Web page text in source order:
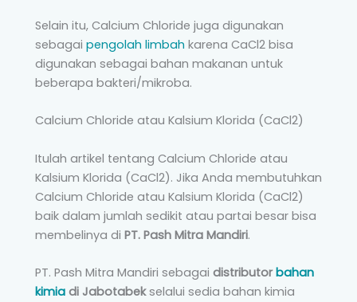
Selain itu, Calcium Chloride juga digunakan
sebagai pengolah limbah karena CaCl2 bisa
digunakan sebagai bahan makanan untuk
beberapa bakteri/mikroba.
Calcium Chloride atau Kalsium Klorida (CaCl2)
Itulah artikel tentang Calcium Chloride atau
Kalsium Klorida (CaCl2). Jika Anda membutuhkan
Calcium Chloride atau Kalsium Klorida (CaCl2)
baik dalam jumlah sedikit atau partai besar bisa
membelinya di PT. Pash Mitra Mandiri.
PT. Pash Mitra Mandiri sebagai distributorbahan
kimia di Jabotabekselalui sedia bahan kimia